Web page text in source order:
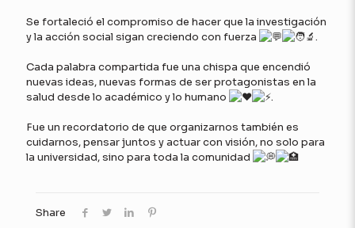
Se fortaleció el compromiso de hacer que la investigación
y la acción social sigan creciendo con fuerza
.
Cada palabra compartida fue una chispa que encendió
nuevas ideas, nuevas formas de ser protagonistas en la
salud desde lo académico y lo humano
.
Fue un recordatorio de que organizarnos también es
cuidarnos, pensar juntos y actuar con visión, no solo para
la universidad, sino para toda la comunidad
Share